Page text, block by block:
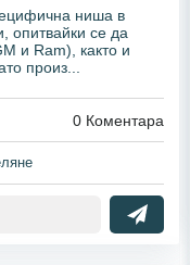
ниша в
опитвайки се да
и Ram), както и
произ...
0 Коментара